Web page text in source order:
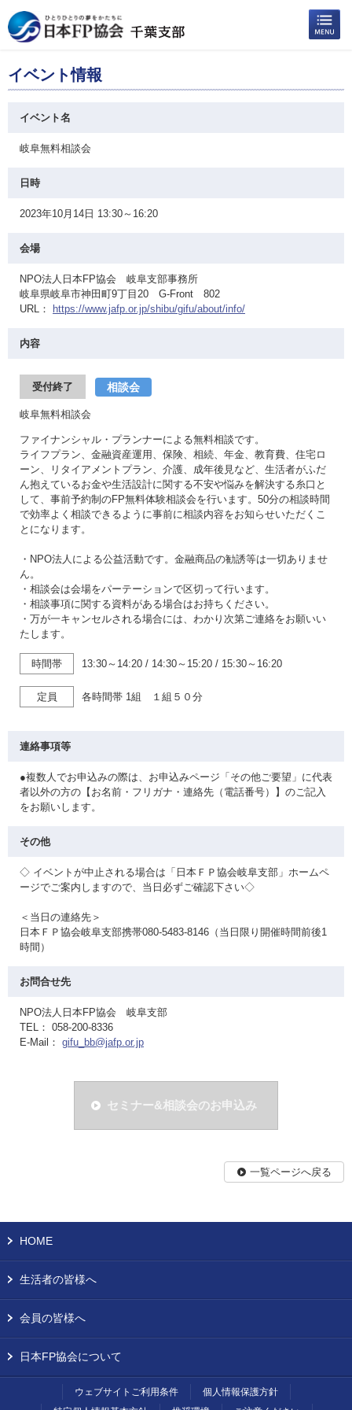
イベント情報
イベント名
岐阜無料相談会
日時
2023年10月14日 13:30～16:20
会場
NPO法人日本FP協会 岐阜支部事務所
岐阜県岐阜市神田町9丁目20 G-Front 802
URL：
https://www.jafp.or.jp/shibu/gifu/about/info/
内容
受付終了 相談会
岐阜無料相談会
ファイナンシャル・プランナーによる無料相談です。
ライフプラン、金融資産運用、保険、相続、年金、教育費、住宅ロ
ーン、リタイアメントプラン、介護、成年後見など、生活者がふだ
ん抱えているお金や生活設計に関する不安や悩みを解決する糸口と
して、事前予約制のFP無料体験相談会を行います。50分の相談時間
で効率よく相談できるように事前に相談内容をお知らせいただくこ
とになります。
・NPO法人による公益活動です。金融商品の勧誘等は一切ありませ
ん。
・相談会は会場をパーテーションで区切って行います。
・相談事項に関する資料がある場合はお持ちください。
・万が一キャンセルされる場合には、わかり次第ご連絡をお願いい
たします。
時間帯 13:30～14:20 / 14:30～15:20 / 15:30～16:20
定員 各時間帯 1組 １組５０分
連絡事項等
●複数人でお申込みの際は、お申込みページ「その他ご要望」に代表
者以外の方の【お名前・フリガナ・連絡先（電話番号）】のご記入
をお願いします。
その他
◇ イベントが中止される場合は「日本ＦＰ協会岐阜支部」ホームペ
ージでご案内しますので、当日必ずご確認下さい◇
＜当日の連絡先＞
日本ＦＰ協会岐阜支部携帯080-5483-8146（当日限り開催時間前後1
時間）
お問合せ先
NPO法人日本FP協会 岐阜支部
TEL： 058-200-8336
E-Mail： gifu_bb@jafp.or.jp
セミナー&相談会のお申込み
一覧ページへ戻る
HOME
生活者の皆様へ
会員の皆様へ
日本FP協会について
ウェブサイトご利用条件
個人情報保護方針